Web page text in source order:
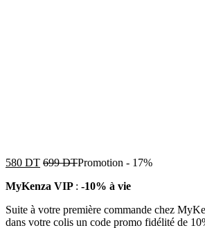
580 DT 699DTPromotion - 17%
MyKenza VIP : -10% à vie
Suite à votre première commande chez
dans votre colis un code promo fidélité de